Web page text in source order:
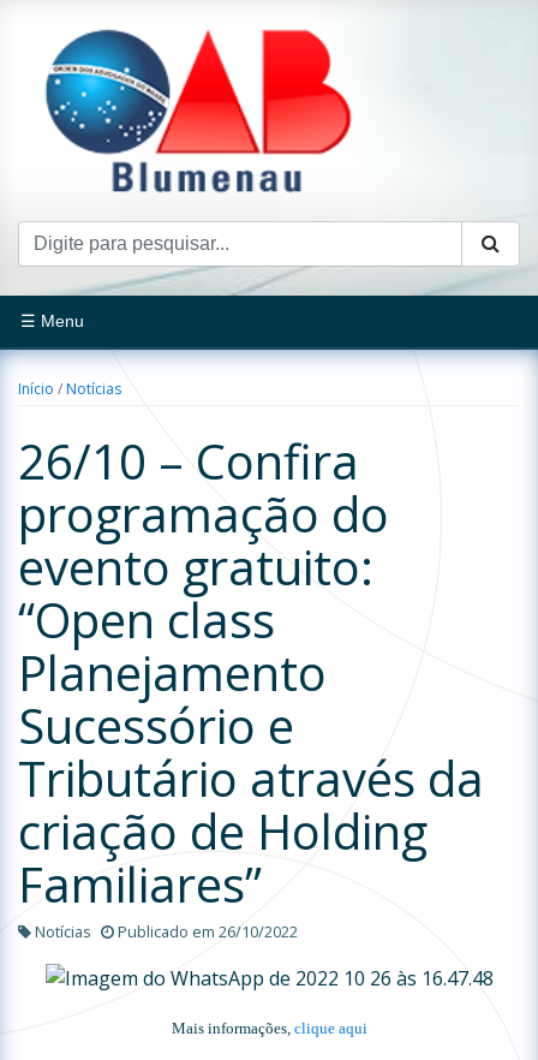
☰ Menu
Início /Notícias
26/10 – Confira
programação do
evento gratuito:
“Open class
Planejamento
Sucessório e
Tributário através da
criação de Holding
Familiares”
Notícias Publicado em 26/10/2022
Mais informações, clique aqui